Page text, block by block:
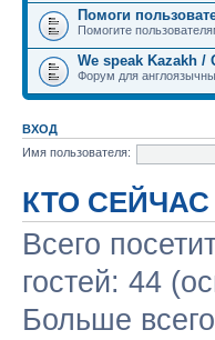
Помоги
Помогите
We speak Kazakh /
Форум для
ВХОД
Имя пользователя:
КТО
Всего
гостей: 44
Больше